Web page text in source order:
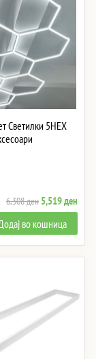
Светилки 5HEX
6,308ден Original
price
was:
6,308 ден.
5,519ден
price
is:
во кошница